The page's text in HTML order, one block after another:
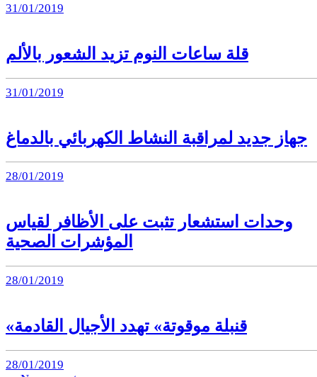
31/01/2019
قلة ساعات النوم تزيد الشعور بالألم
31/01/2019
جهاز جديد لمراقبة النشاط الكهربائي بالدماغ
28/01/2019
وحدات استشعار تثبت على الأظافر لقياس
المؤشرات الصحية
28/01/2019
«قنبلة موقوتة» تهدد الأجيال القادمة
28/01/2019